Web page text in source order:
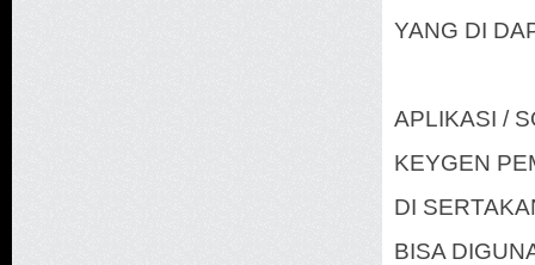
YANG DI
APLIKASI /
KEYGEN
DI
BISA